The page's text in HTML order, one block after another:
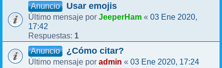
Anuncio Usar emojis
Último mensaje por JeeperHam « 03 Ene 2020,
17:42
Respuestas: 1
Anuncio ¿Cómo citar?
Último mensaje por admin « 03 Ene 2020, 17:24